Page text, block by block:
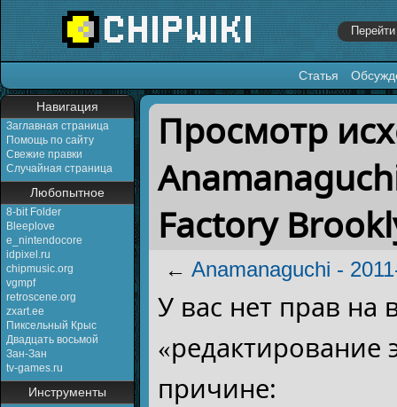
Статья
Навигация
Заглавная страница
Помощь по сайту
Свежие правки
Случайная страница
Любопытное
8-bit Folder
Bleeplove
e_nintendocore
idpixel.ru
chipmusic.org
vgmpf
retroscene.org
zxart.ee
Пиксельный Крыс
Двадцать восьмой
Зан-Зан
tv-games.ru
Инструменты
Перейти к:навигация,поиск
Просмотр
Factory
← Anamanaguchi -
У вас нет прав на
причине: